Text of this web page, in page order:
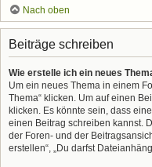
Nach oben
Beiträge schreiben
Wie erstelle ich ein neues
Um ein neues Thema in einem
Thema“ klicken. Um auf einen
klicken. Es könnte sein, dass
einen Beitrag schreiben kannst.
der Foren- und der
erstellen“, „Du darfst